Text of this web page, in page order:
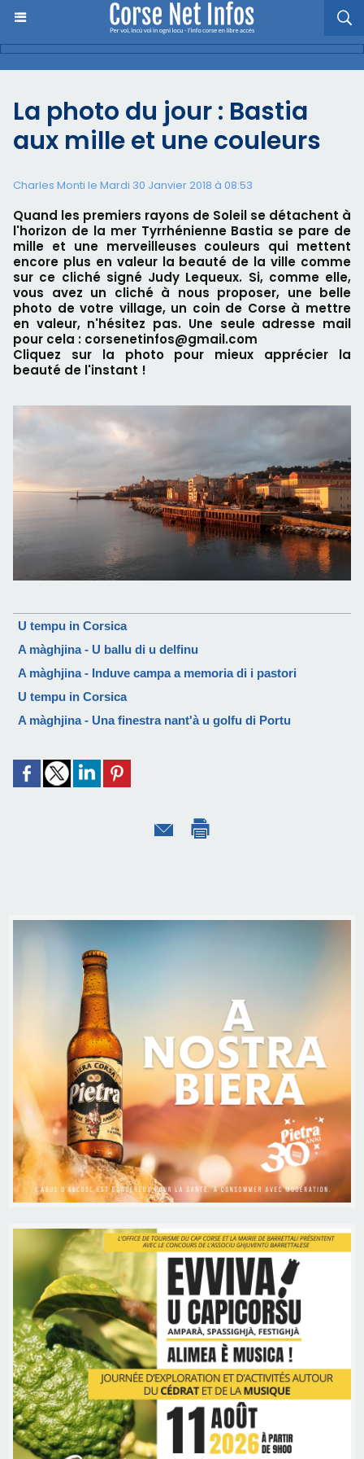
La photo du jour : Bastia
aux mille et une couleurs
Charles Monti le Mardi 30 Janvier 2018 à 08:53
Quand les premiers rayons de Soleil se détachent à
l'horizon de la mer Tyrrhénienne Bastia se pare de
mille et une merveilleuses couleurs qui mettent
encore plus en valeur la beauté de la ville comme
sur ce cliché signé Judy Lequeux. Si, comme elle,
vous avez un cliché à nous proposer, une belle
photo de votre village, un coin de Corse à mettre
en valeur, n'hésitez pas. Une seule adresse mail
pour cela : corsenetinfos@gmail.com
Cliquez sur la photo pour mieux apprécier la
beauté de l'instant !
U tempu in Corsica
A màghjina - U ballu di u delfinu
A màghjina - Induve campa a memoria di i pastori
U tempu in Corsica
A màghjina - Una finestra nant'à u golfu di Portu